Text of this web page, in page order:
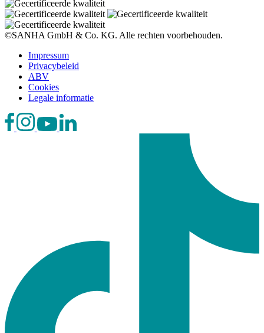
©SANHA GmbH & Co. KG. Alle rechten voorbehouden.
Impressum
Privacybeleid
ABV
Cookies
Legale informatie